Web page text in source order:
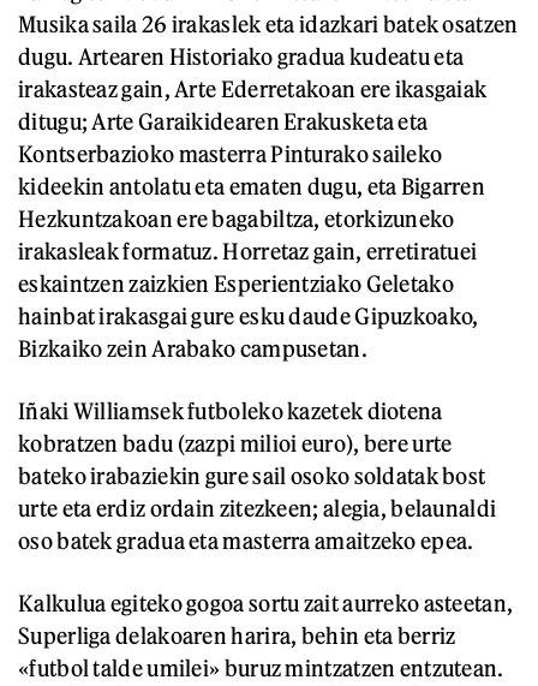
Musika saila 26 irakaslek eta idazkari batek osatzen
dugu. Artearen Historiako gradua kudeatu eta
irakasteaz gain, Arte Ederretakoan ere ikasgaiak
ditugu; Arte Garaikidearen Erakusketa eta
Kontserbazioko masterra Pinturako saileko
kideekin antolatu eta ematen dugu, eta Bigarren
Hezkuntzakoan ere bagabiltza, etorkizuneko
irakasleak formatuz. Horretaz gain, erretiratuei
eskaintzen zaizkien Esperientziako Geletako
hainbat irakasgai gure esku daude Gipuzkoako,
Bizkaiko zein Arabako campusetan.
Iñaki Williamsek futboleko kazetek diotena
kobratzen badu (zazpi milioi euro), bere urte
bateko irabaziekin gure sail osoko soldatak bost
urte eta erdiz ordain zitezkeen; alegia, belaunaldi
oso batek gradua eta masterra amaitzeko epea.
Kalkulua egiteko gogoa sortu zait aurreko asteetan,
Superliga delakoaren harira, behin eta berriz
«futbol talde umilei» buruz mintzatzen entzutean.